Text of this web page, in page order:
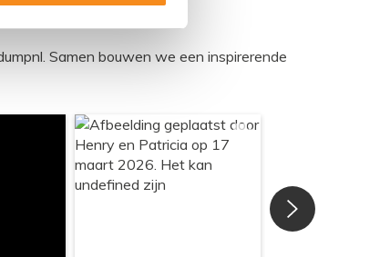
Samen bouwen we een inspirerende